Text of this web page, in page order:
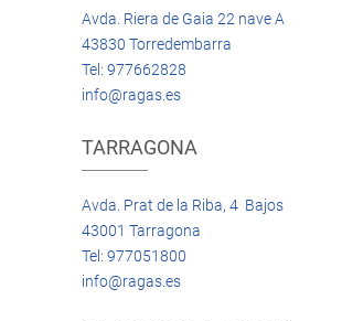
Avda. Riera de Gaia 22 nave A
43830 Torredembarra
Tel: 977662828
info@ragas.es
TARRAGONA
Avda. Prat de la Riba, 4 Bajos
43001 Tarragona
Tel: 977051800
info@ragas.es